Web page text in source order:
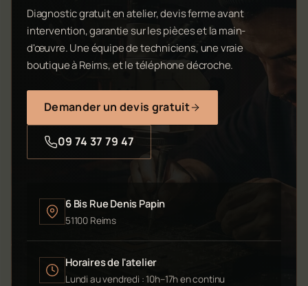
Diagnostic gratuit en atelier, devis ferme avant
intervention, garantie sur les pièces et la main-
d'œuvre. Une équipe de techniciens, une vraie
boutique à Reims, et le téléphone décroche.
Demander un devis gratuit
09 74 37 79 47
6 Bis Rue Denis Papin
51100 Reims
Horaires de l'atelier
Lundi au vendredi : 10h–17h en continu